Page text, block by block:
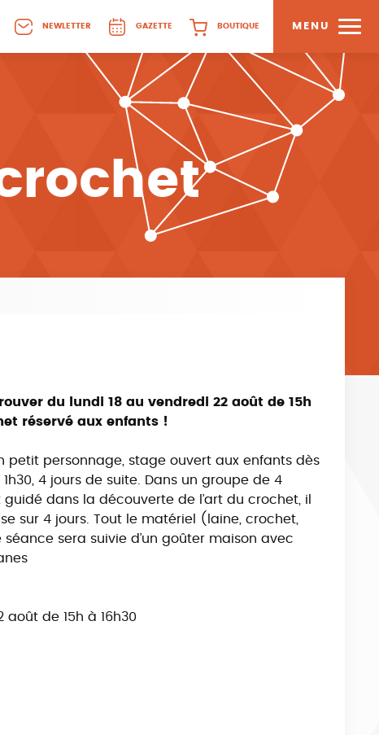
NEWLETTER GAZETTE BOUTIQUE MENU
du lundi 18 au vendredi 22 août de 15h
réservé aux enfants !
petit personnage, stage ouvert aux enfants dès
4 jours de suite. Dans un groupe de 4
dans la découverte de l’art du crochet, il
sur 4 jours. Tout le matériel (laine, crochet,
sera suivie d’un goûter maison avec
août de 15h à 16h30